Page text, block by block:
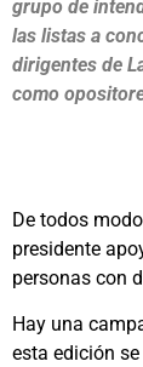
grupo de
las listas a
dirigentes de
como
De todos
presidente
personas con
Hay una
esta edición